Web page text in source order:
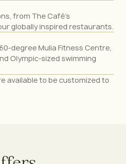
from The Café's
globally inspired restaurants.
degree Mulia Fitness Centre,
Olympic-sized swimming
available to be customized to